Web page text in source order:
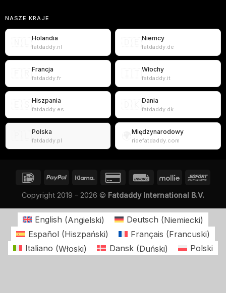
NASZE KRAJE
Holandia
fatdaddy.nl
Niemcy
fatdaddy.de
Francja
fatdaddy.fr
Włochy
fatdaddy.it
Hiszpania
fatdaddy.es
Dania
fatdaddy.dk
Polska
fatdaddy.pl
Międzynarodowy
ridefatdaddy.com
Copyright 2019 - 2026 © Fatdaddy International B.V.
English (Angielski) Deutsch (Niemiecki)
Español (Hiszpański) Français (Francuski)
Italiano (Włoski) Dansk(Duński) Polski